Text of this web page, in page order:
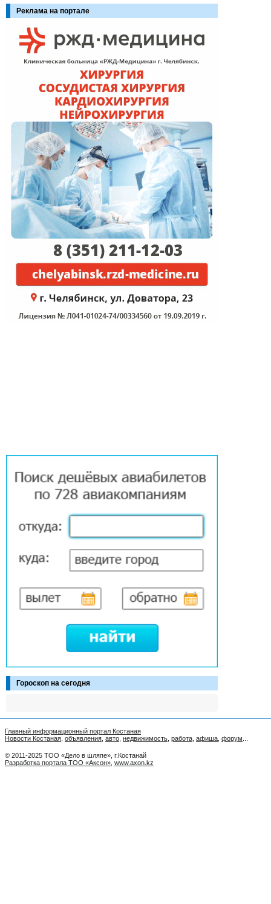
Реклама на портале
Гороскоп на сегодня
Главный информационный портал Костаная
Новости Костаная объявления авто недвижимость работа афиша форум
© 2011-2025 ТОО «Дело в шляпе», г.Костанай
Разработка портала ТОО «Аксон» www.axon.kz